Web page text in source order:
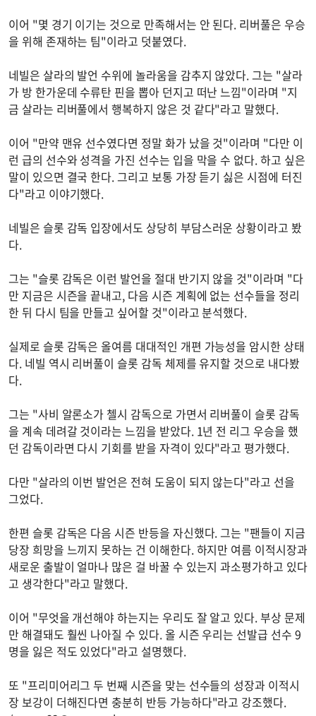
이어 "몇 경기 이기는 것으로 만족해서는 안 된다. 리버풀은 우승
을 위해 존재하는 팀"이라고 덧붙였다.
네빌은 살라의 발언 수위에 놀라움을 감추지 않았다. 그는 "살라
가 방 한가운데 수류탄 핀을 뽑아 던지고 떠난 느낌"이라며 "지
금 살라는 리버풀에서 행복하지 않은 것 같다"라고 말했다.
이어 "만약 맨유 선수였다면 정말 화가 났을 것"이라며 "다만 이
런 급의 선수와 성격을 가진 선수는 입을 막을 수 없다. 하고 싶은
말이 있으면 결국 한다. 그리고 보통 가장 듣기 싫은 시점에 터진
다"라고 이야기했다.
네빌은 슬롯 감독 입장에서도 상당히 부담스러운 상황이라고 봤
다.
그는 "슬롯 감독은 이런 발언을 절대 반기지 않을 것"이라며 "다
만 지금은 시즌을 끝내고, 다음 시즌 계획에 없는 선수들을 정리
한 뒤 다시 팀을 만들고 싶어할 것"이라고 분석했다.
실제로 슬롯 감독은 올여름 대대적인 개편 가능성을 암시한 상태
다. 네빌 역시 리버풀이 슬롯 감독 체제를 유지할 것으로 내다봤
다.
그는 "사비 알론소가 첼시 감독으로 가면서 리버풀이 슬롯 감독
을 계속 데려갈 것이라는 느낌을 받았다. 1년 전 리그 우승을 했
던 감독이라면 다시 기회를 받을 자격이 있다"라고 평가했다.
다만 "살라의 이번 발언은 전혀 도움이 되지 않는다"라고 선을
그었다.
한편 슬롯 감독은 다음 시즌 반등을 자신했다. 그는 "팬들이 지금
당장 희망을 느끼지 못하는 건 이해한다. 하지만 여름 이적시장과
새로운 출발이 얼마나 많은 걸 바꿀 수 있는지 과소평가하고 있다
고 생각한다"라고 말했다.
이어 "무엇을 개선해야 하는지는 우리도 잘 알고 있다. 부상 문제
만 해결돼도 훨씬 나아질 수 있다. 올 시즌 우리는 선발급 선수 9
명을 잃은 적도 있었다"라고 설명했다.
또 "프리미어리그 두 번째 시즌을 맞는 선수들의 성장과 이적시
장 보강이 더해진다면 충분히 반등 가능하다"라고 강조했다.